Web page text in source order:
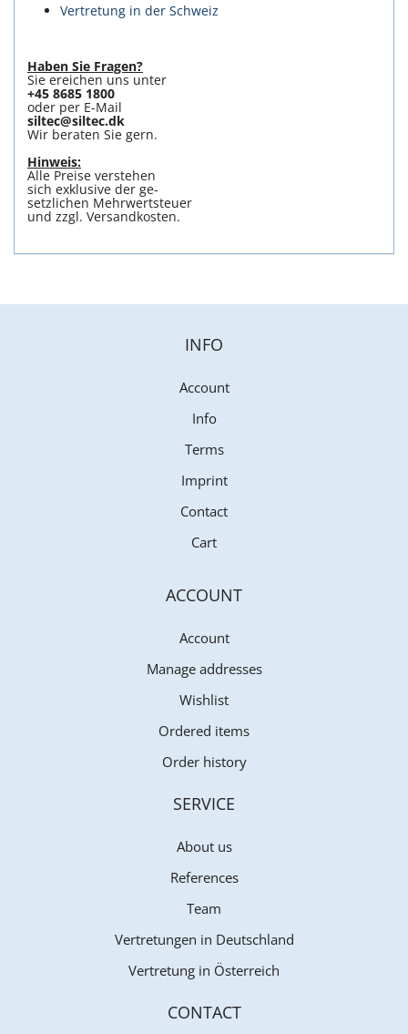
Vertretung in der Schweiz
Haben Sie Fragen?
Sie ereichen uns unter
+45 8685 1800
oder per E-Mail
siltec@siltec.dk
Wir beraten Sie gern.
Hinweis:
Alle Preise verstehen
sich exklusive der ge-
setzlichen Mehrwertsteuer
und zzgl. Versandkosten.
INFO
Account
Info
Terms
Imprint
Contact
Cart
ACCOUNT
Account
Manage addresses
Wishlist
Ordered items
Order history
SERVICE
About us
References
Team
Vertretungen in Deutschland
Vertretung in Österreich
CONTACT